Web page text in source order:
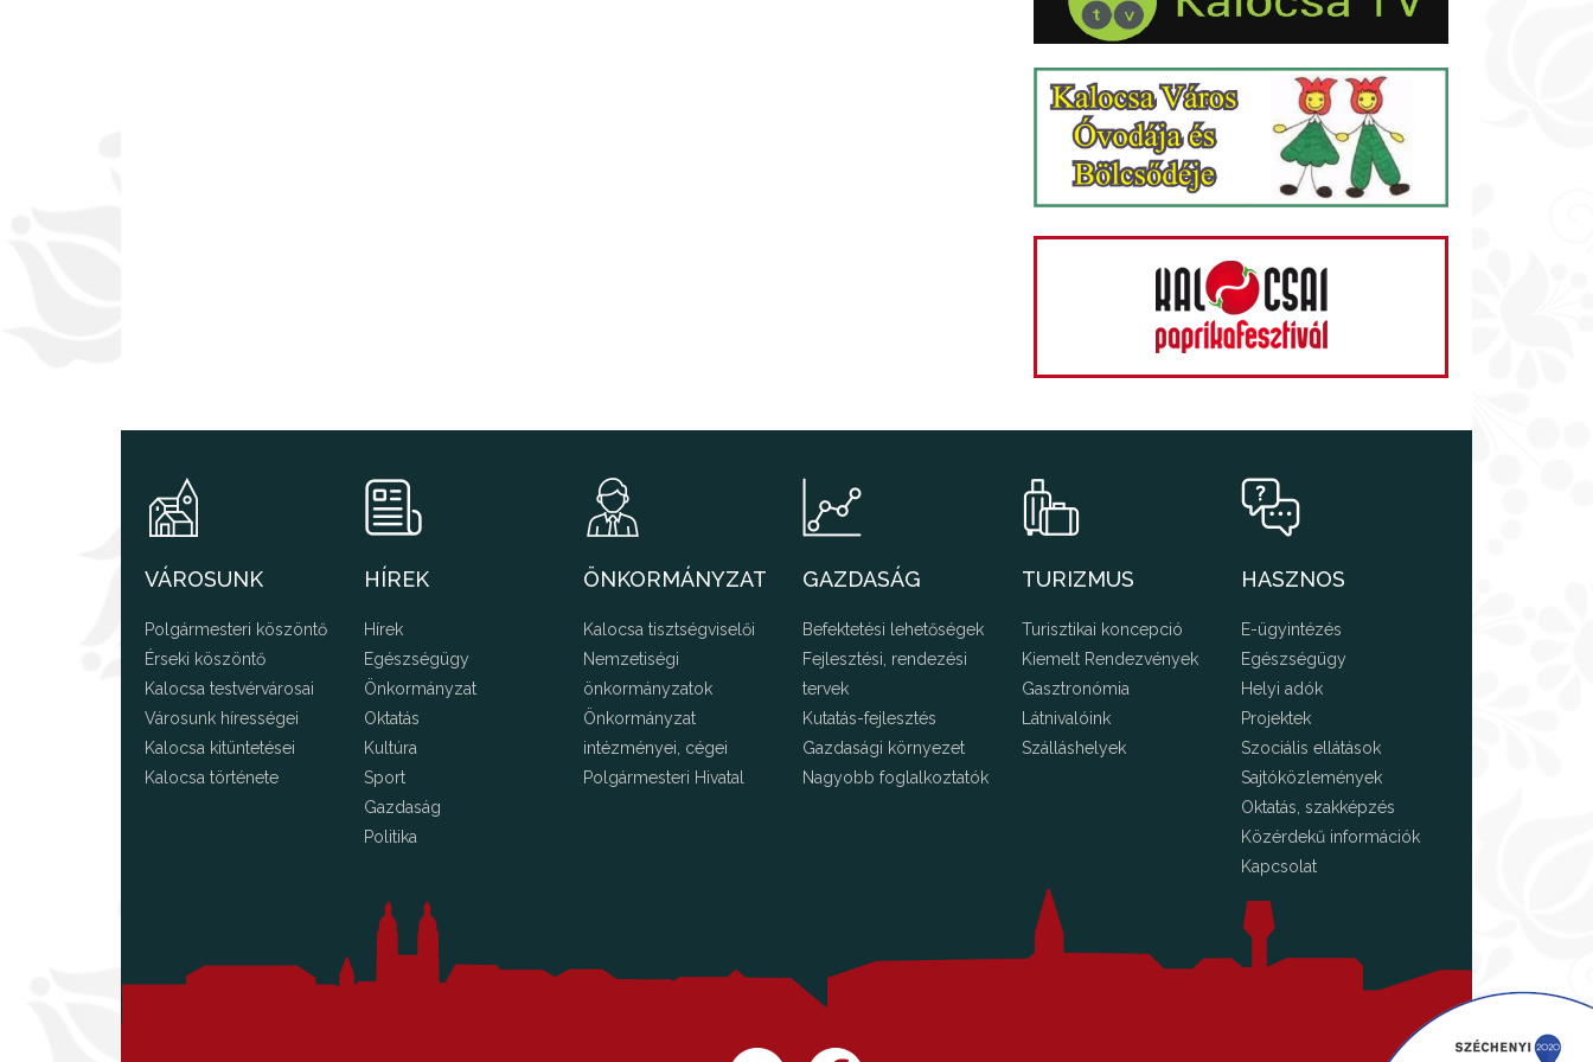
VÁROSUNK
Polgármesteri köszöntő
Érseki köszöntő
Kalocsa testvérvárosai
Városunk hírességei
Kalocsa kitüntetései
Kalocsa története
HÍREK
Hírek
Egészségügy
Önkormányzat
Oktatás
Kultúra
Sport
Gazdaság
Politika
ÖNKORMÁNYZAT
Kalocsa tisztségviselői
Nemzetiségi
önkormányzatok
Önkormányzat
intézményei, cégei
Polgármesteri Hivatal
GAZDASÁG
Befektetési lehetőségek
Fejlesztési, rendezési
tervek
Kutatás-fejlesztés
Gazdasági környezet
Nagyobb foglalkoztatók
TURIZMUS
Turisztikai koncepció
Kiemelt Rendezvények
Gasztronómia
Látnivalóink
Szálláshelyek
HASZNOS
E-ügyintézés
Egészségügy
Helyi adók
Projektek
Szociális ellátások
Sajtóközlemények
Oktatás, szakképzés
Közérdekű információk
Kapcsolat